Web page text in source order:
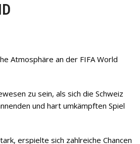
Atmosphäre an der FIFA World
zu sein, als sich die Schweiz
und hart umkämpften Spiel
erspielte sich zahlreiche Chancen